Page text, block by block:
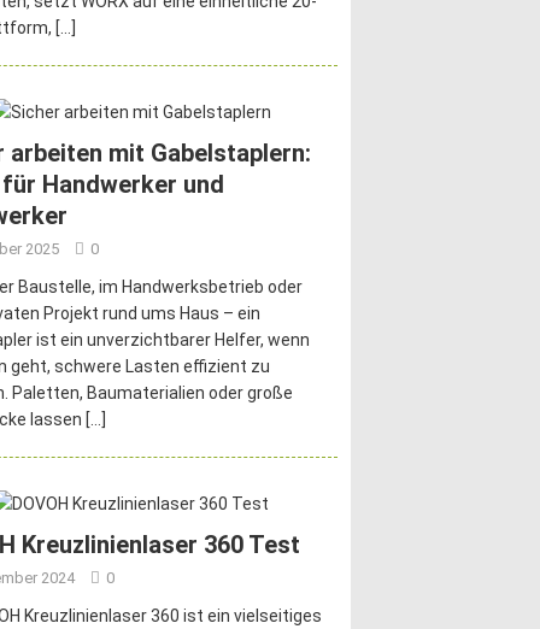
[…]
arbeiten mit Gabelstaplern:
Handwerker und
2025 0
Baustelle, im Handwerksbetrieb oder
Projekt rund ums Haus – ein
ist ein unverzichtbarer Helfer, wenn
geht, schwere Lasten effizient zu
Paletten, Baumaterialien oder große
lassen […]
Kreuzlinienlaser 360 Test
2024 0
Kreuzlinienlaser 360 ist ein vielseitiges